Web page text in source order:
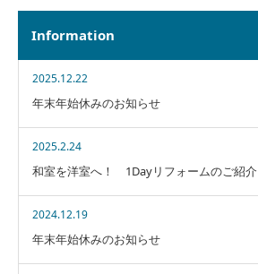
Information
2025.12.22
年末年始休みのお知らせ
2025.2.24
和室を洋室へ！ 1Dayリフォームのご紹介
2024.12.19
年末年始休みのお知らせ